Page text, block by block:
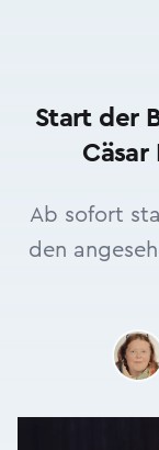
Start der
Cäsar
Ab sofort
den